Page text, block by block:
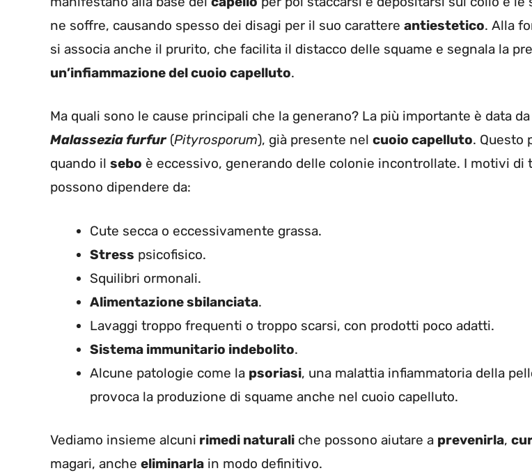
ne soffre, causando spesso dei disagi per il suo carattere antiestetico. Alla
si associa anche il prurito, che facilita il distacco delle squame e segnala la
un’infiammazione del cuoio capelluto.
Ma quali sono le cause principali che la generano? La più importante è data
Malassezia furfur(Pityrosporum), già presente nel cuoio capelluto. Questo
quando il sebo è eccessivo, generando delle colonie incontrollate. I motivi di
possono dipendere da:
Cute secca o eccessivamente grassa.
Stress psicofisico.
Squilibri ormonali.
Alimentazione sbilanciata.
Lavaggi troppo frequenti o troppo scarsi, con prodotti poco adatti.
Sistema immunitario indebolito.
Alcune patologie come la psoriasi, una malattia infiammatoria della
provoca la produzione di squame anche nel cuoio capelluto.
Vediamo insieme alcuni rimedi naturali che possono aiutare a prevenirla,
magari, anche eliminarla in modo definitivo.